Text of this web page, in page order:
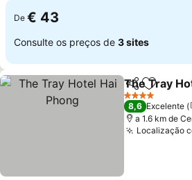
De € 43
Consulte os preços de 3 sites
Partilhar
The Tray
4 Estrelas
8,6 Excelente
a 1.6 km de
Localização